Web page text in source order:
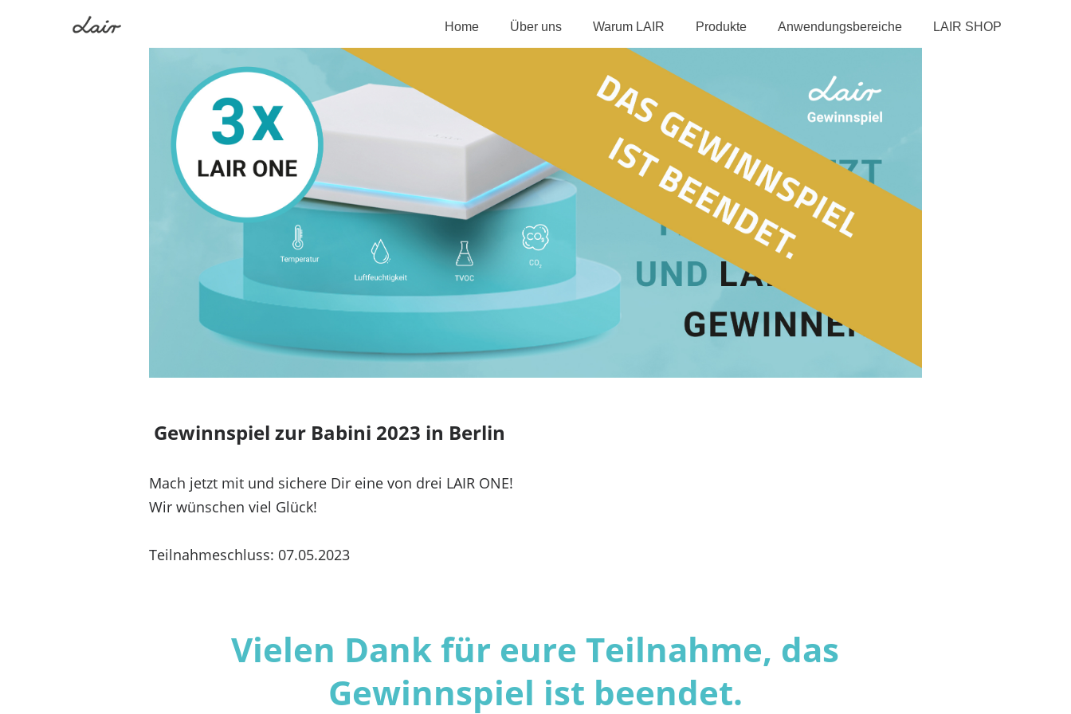
Home Über uns Warum LAIR Produkte Anwendungsbereiche LAIR SHOP
Gewinnspiel zur Babini 2023 in Berlin
Mach jetzt mit und sichere Dir eine von drei LAIR ONE!
Wir wünschen viel Glück!
Teilnahmeschluss: 07.05.2023
Vielen Dank für eure Teilnahme, das
Gewinnspiel ist beendet.